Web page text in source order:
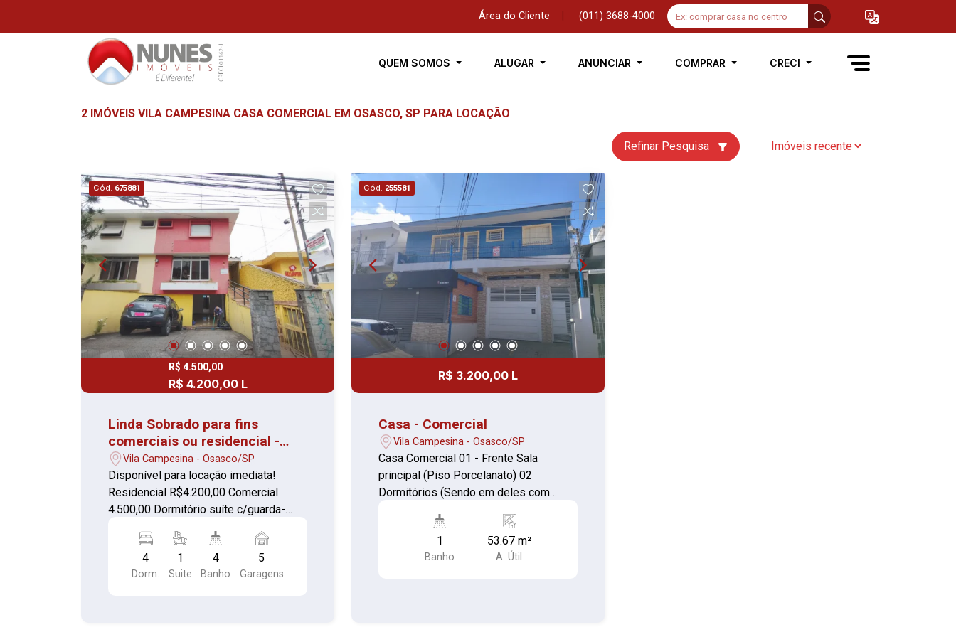
Área do Cliente (011) 3688-4000
QUEM SOMOS ALUGAR ANUNCIAR COMPRAR CRECI
2 IMÓVEIS VILA CAMPESINA CASA COMERCIAL EM OSASCO, SP PARA LOCAÇÃO
Refinar Pesquisa
Cód. 675881
R$ 4.500,00
R$ 4.200,00 L
Linda Sobrado para fins
comerciais ou residencial -
Ótima localização no
Campesina em Osasco
Vila Campesina - Osasco/SP
Disponível para locação imediata!
Residencial R$4.200,00 Comercial
4.500,00 Dormitório suíte c/guarda-
cerâmica) Sala 02 (piso cerâmica) Sala
04 (piso cerâmica) Sala 05 c/lavabo
(piso porcelanato) Copa (piso cerâmica)
4
Dorm.
1
Suite
4
Banho
5
Garagens
Cód. 255581
R$ 3.200,00 L
Casa - Comercial
Vila Campesina - Osasco/SP
Casa Comercial 01 - Frente Sala
principal (Piso Porcelanato) 02
Dormitórios (Sendo em deles com
Porcelanato) 01 Copa (Piso Cerâmica)
Área de serviço (Piso Cerâmica, com
armário) 01 Banheiro (Piso Porcelanato)
1
Banho
53.67 m²
A. Útil